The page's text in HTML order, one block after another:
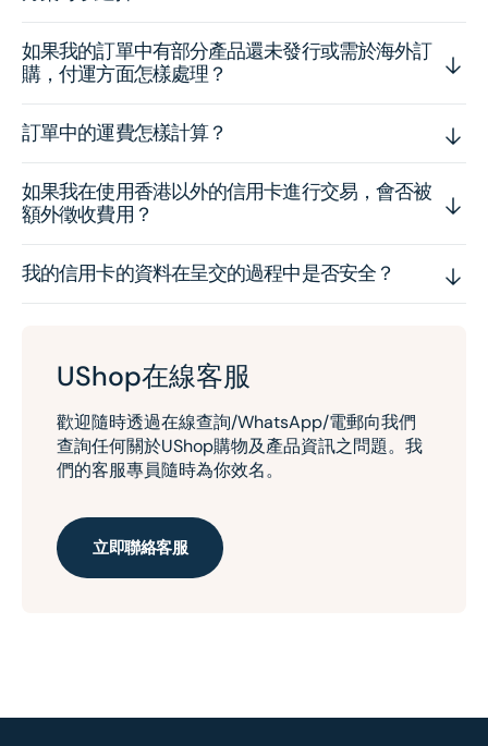
如果我的訂單中有部分產品還未發行或需於海外訂
購，付運方面怎樣處理？
訂單中的運費怎樣計算？
如果我在使用香港以外的信用卡進行交易，會否被
額外徵收費用？
我的信用卡的資料在呈交的過程中是否安全？
UShop在線客服
歡迎隨時透過在線查詢/WhatsApp/電郵向我們
查詢任何關於UShop購物及產品資訊之問題。我
們的客服專員隨時為你效名。
立即聯絡客服